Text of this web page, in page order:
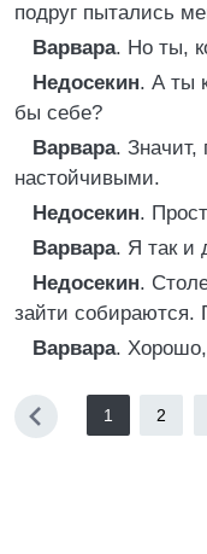
подруг пытались
Варвара. Но ты,
Недосекин. А ты
бы себе?
Варвара. Значит,
настойчивыми.
Недосекин.
Варвара. Я так и
Недосекин.
зайти собираются.
Варвара.
1 2